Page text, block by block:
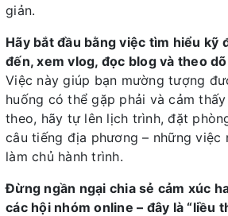
giản.
Hãy bắt đầu bằng việc tìm hiểu kỹ
đến, xem vlog, đọc blog và theo
Việc này giúp bạn mường tượng
huống có thể gặp phải và cảm
theo, hãy tự lên lịch trình, đặt
câu tiếng địa phương – những việc
làm chủ hành trình.
Đừng ngần ngại chia sẻ cảm xúc
các hội nhóm online – đây là “liều